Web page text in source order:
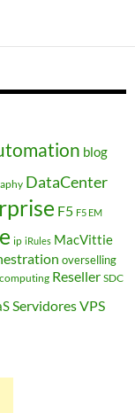
blog
DataCenter
F5 F5 EM
ip iRules MacVittie
overselling
Reseller SDC
Servidores VPS